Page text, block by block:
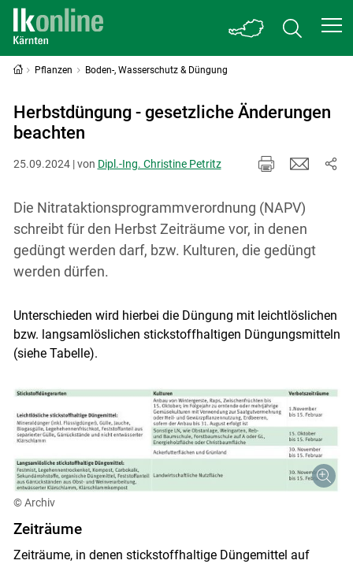
Pflanzen Boden-, Wasserschutz & Düngung
Herbstdüngung - gesetzliche Änderungen
beachten
25.09.2024 | von Dipl.-Ing. Christine Petritz
Die Nitrataktionsprogrammverordnung (NAPV)
schreibt für den Herbst Zeiträume vor, in denen
gedüngt werden darf, bzw. Kulturen, die gedüngt
werden dürfen.
Unterschieden wird hierbei die Düngung mit leicht­löslichen
bzw. langsamlöslichen stickstoffhaltigen Düngungsmitteln
(siehe Tabelle).
© Archiv
Zeiträume
Zeiträume, in denen stickstoffhaltige Düngemittel auf